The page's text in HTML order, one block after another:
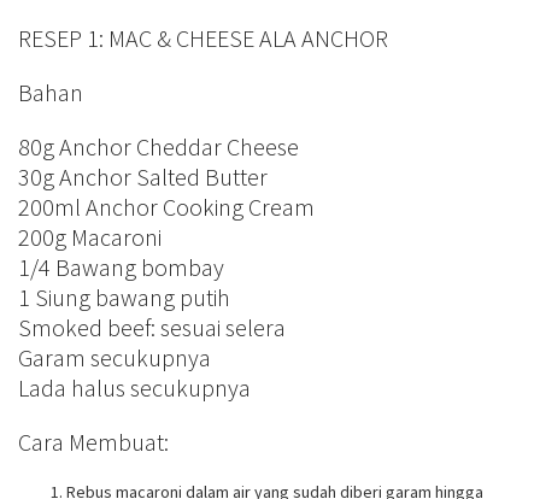
RESEP 1: MAC & CHEESE ALA ANCHOR
Bahan
80g Anchor Cheddar Cheese
30g Anchor Salted Butter
200ml Anchor Cooking Cream
200g Macaroni
1/4 Bawang bombay
1 Siung bawang putih
Smoked beef: sesuai selera
Garam secukupnya
Lada halus secukupnya
Cara Membuat:
Rebus macaroni dalam air yang sudah diberi garam hingga